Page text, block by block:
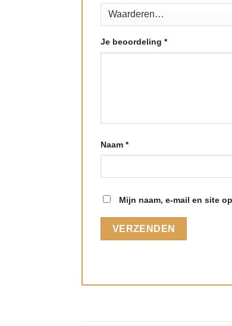
Je beoordeling *
Naam *
Mijn naam, e-mail en site